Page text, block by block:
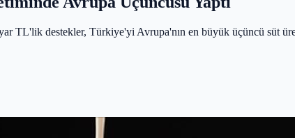
TL'lik destekler, Türkiye'yi Avrupa'nın en büyük üçüncü süt